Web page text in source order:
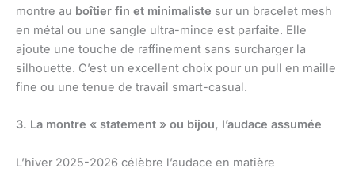
montre au boîtier fin et minimaliste sur un bracelet mesh
en métal ou une sangle ultra-mince est parfaite. Elle
ajoute une touche de raffinement sans surcharger la
silhouette. C’est un excellent choix pour un pull en maille
fine ou une tenue de travail smart-casual.
3. La montre « statement » ou bijou, l’audace assumée
L’hiver 2025-2026 célèbre l’audace en matière